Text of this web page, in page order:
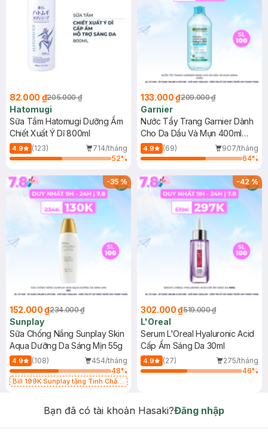
82.000 ₫205.000 ₫
Hatomugi
Sữa Tắm Hatomugi Dưỡng Ẩm
Chiết Xuất Ý Dĩ 800ml
4.9 (123)
714/tháng
52%
133.000 ₫209.000 ₫
Garnier
Nước Tẩy Trang Garnier Dành
Cho Da Dầu Và Mụn 400ml
(Mới)
4.9 (69)
907/tháng
64%
-35%
152.000 ₫234.000 ₫
Sunplay
Sữa Chống Nắng Sunplay Skin
Aqua Dưỡng Da Sáng Mịn 55g
4.9 (108)
454/tháng
48%
Bill 199K Sunplay tặng Tinh Chất
-42%
302.000 ₫519.000 ₫
L'Oreal
Serum L'Oreal Hyaluronic Acid
Cấp Ẩm Sáng Da 30ml
4.9 (27)
275/tháng
46%
Bạn đã có tài khoản Hasaki?Đăng nhập